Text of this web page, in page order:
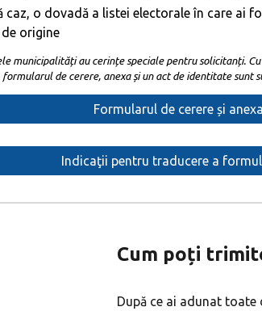
caz, o dovadă a listei electorale în care ai
origine
municipalități au cerințe speciale pentru solicitanți.
formularul de cerere, anexa și un act de identitate sunt
Formularul de cerere și anexa
Indicaţii pentru traducere a
Cum poți
După ce ai adunat